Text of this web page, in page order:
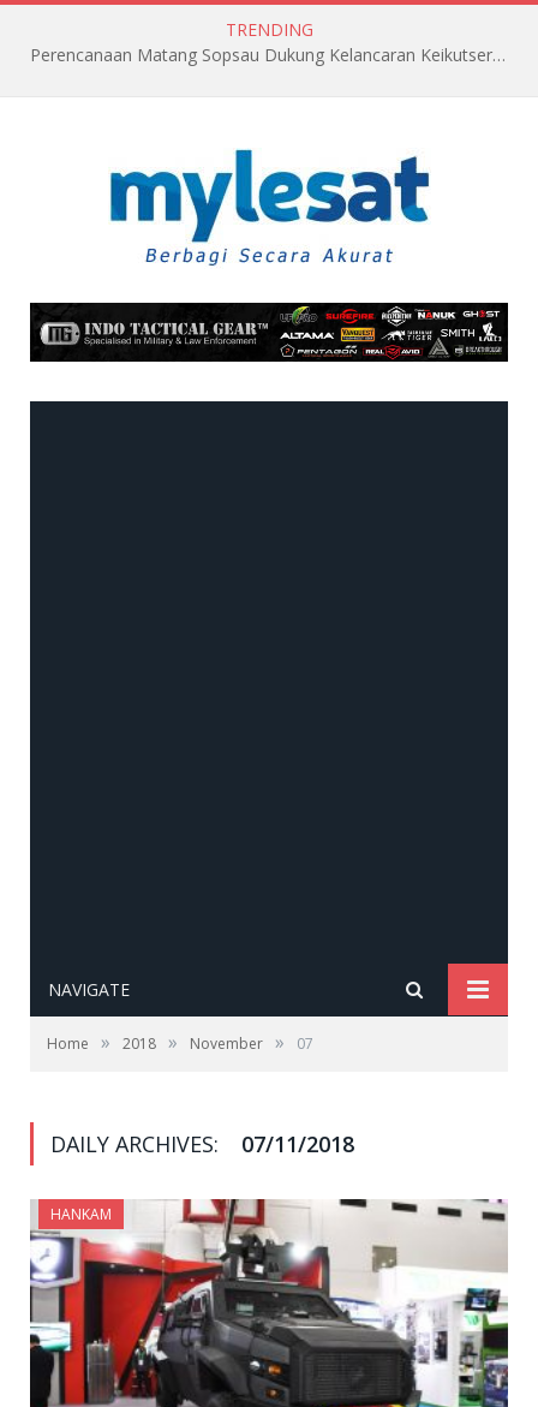
TRENDING
Perencanaan Matang Sopsau Dukung Kelancaran Keikutsertaan TNI AU di Pitch Black 2026
NAVIGATE
Home » 2018 » November » 07
DAILY ARCHIVES: 07/11/2018
HANKAM